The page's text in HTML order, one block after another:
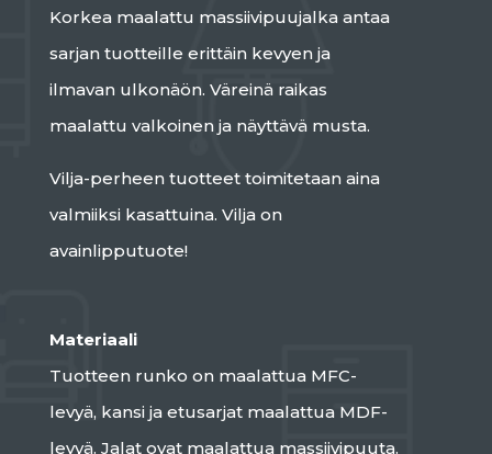
Korkea maalattu massiivipuujalka antaa
sarjan tuotteille erittäin kevyen ja
ilmavan ulkonäön. Väreinä raikas
maalattu valkoinen ja näyttävä musta.
Vilja-perheen tuotteet toimitetaan aina
valmiiksi kasattuina. Vilja on
avainlipputuote!
Materiaali
Tuotteen runko on maalattua MFC-
levyä, kansi ja etusarjat maalattua MDF-
levyä. Jalat ovat maalattua massiivipuuta.